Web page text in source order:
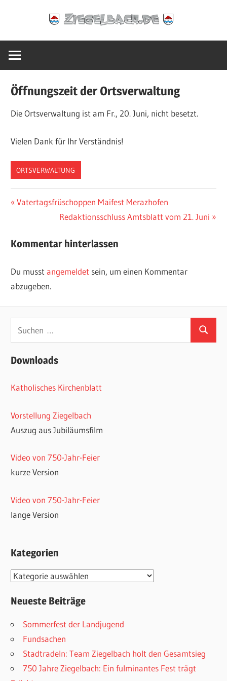
Ziegelbach.de
Öffnungszeit der Ortsverwaltung
Die Ortsverwaltung ist am Fr., 20. Juni, nicht besetzt.
Vielen Dank für Ihr Verständnis!
ORTSVERWALTUNG
Beitragsnavigation
Vorheriger
Vatertagsfrüschoppen Maifest Merazhofen
Nächster
Redaktionsschluss Amtsblatt vom 21. Juni
Kommentar hinterlassen
Du musstangemeldet sein, um einen Kommentar
abzugeben.
Suchen
Downloads
Katholisches Kirchenblatt
Vorstellung Ziegelbach
Auszug aus Jubiläumsfilm
Video von 750-Jahr-Feier
kurze Version
Video von 750-Jahr-Feier
lange Version
Kategorien
Kategorien
Neueste Beiträge
Sommerfest der Landjugend
Fundsachen
Stadtradeln: Team Ziegelbach holt den Gesamtsieg
750 Jahre Ziegelbach: Ein fulminantes Fest trägt